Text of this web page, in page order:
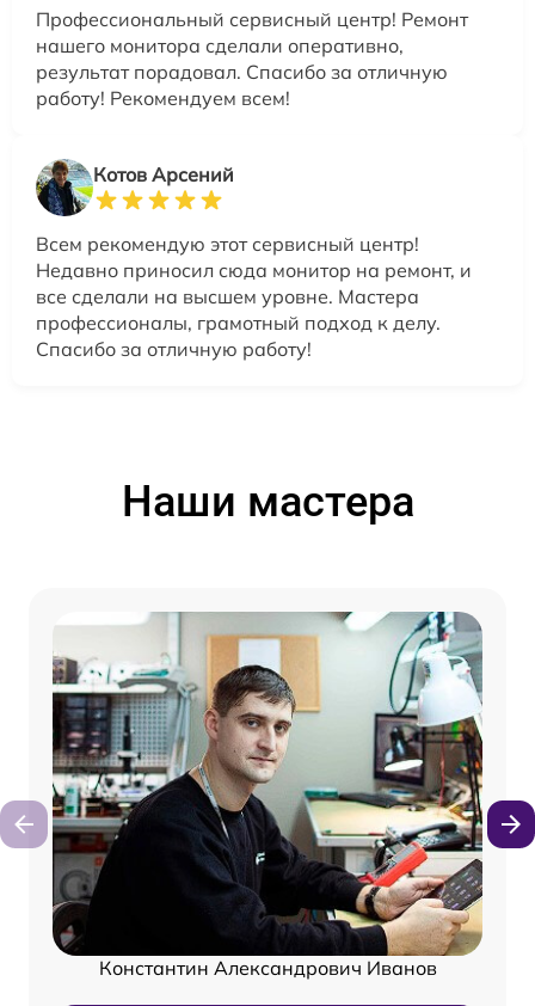
Профессиональный сервисный центр! Ремонт
нашего монитора сделали оперативно,
результат порадовал. Спасибо за отличную
работу! Рекомендуем всем!
Котов Арсений
Всем рекомендую этот сервисный центр!
Недавно приносил сюда монитор на ремонт, и
все сделали на высшем уровне. Мастера
профессионалы, грамотный подход к делу.
Спасибо за отличную работу!
Наши мастера
Константин Александрович Иванов